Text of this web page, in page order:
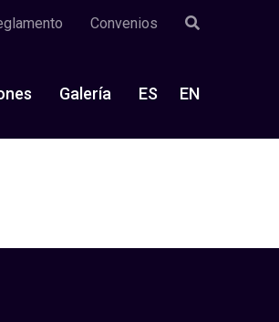
Convenios
Galería ES EN